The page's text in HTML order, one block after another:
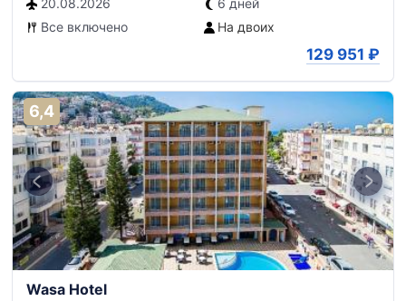
20.08.2026
6 дней
Все включено
На двоих
129 951 ₽
6,4
Wasa Hotel